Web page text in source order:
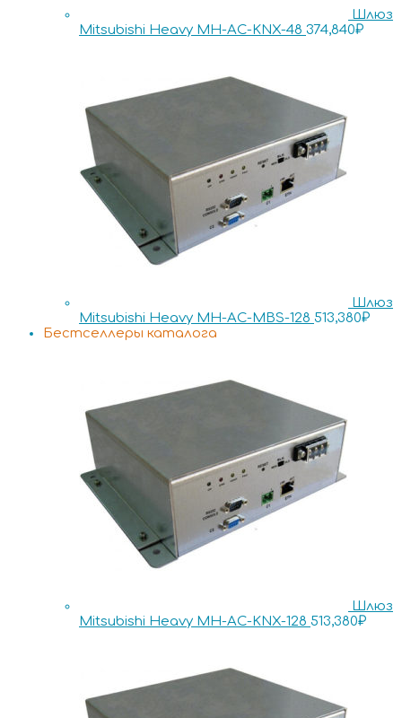
Шлюз
Mitsubishi Heavy MH-AC-KNX-48 374,840₽
Шлюз
Mitsubishi Heavy MH-AC-MBS-128 513,380₽
Бестселлеры каталога
Шлюз
Mitsubishi Heavy MH-AC-KNX-128 513,380₽